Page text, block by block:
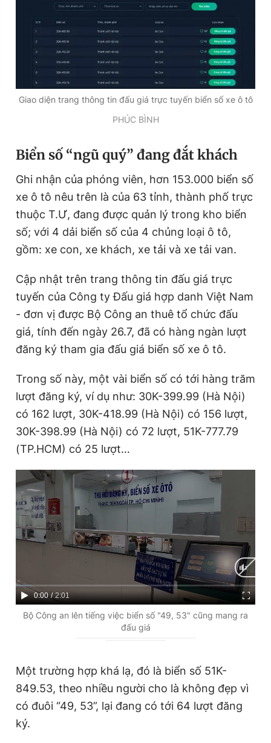
Theo dõi báo trên
Hotline Liên hệ quảng cáo
0908 780 404
Tổng biên tập: Nguyễn Ngọc Toàn
Phó tổng biên tập thường trực: Hải Thành
Phó tổng biên tập: Trần Việt Hưng
Tổng thư ký tòa soạn: Đức Trung
Giấy phép xuất bản số 110/GP - BTTTT cấp ngày 24.3.2020
© 2003-2026 Bản quyền thuộc về Báo Thanh Niên. Cấm sao
chép dưới mọi hình thức nếu không có sự chấp thuận bằng văn
bản. Phát triển bởi ePi Technologies, JSC.
Giao diện trang thông tin đấu giá trực tuyến biển số xe ô tô
PHÚC BÌNH
Biển số “ngũ quý” đang đắt khách
Ghi nhận của phóng viên, hơn 153.000 biển số
xe ô tô nêu trên là của 63 tỉnh, thành phố trực
thuộc T.Ư, đang được quản lý trong kho biển
số; với 4 dải biển số của 4 chủng loại ô tô,
gồm: xe con, xe khách, xe tải và xe tải van.
Cập nhật trên trang thông tin đấu giá trực
tuyến của Công ty Đấu giá hợp danh Việt Nam
- đơn vị được Bộ Công an thuê tổ chức đấu
giá, tính đến ngày 26.7, đã có hàng ngàn lượt
đăng ký tham gia đấu giá biển số xe ô tô.
Trong số này, một vài biển số có tới hàng trăm
lượt đăng ký, ví dụ như: 30K-399.99 (Hà Nội)
có 162 lượt, 30K-418.99 (Hà Nội) có 156 lượt,
30K-398.99 (Hà Nội) có 72 lượt, 51K-777.79
(TP.HCM) có 25 lượt…
C
u
e
n
t
0:00 / D
u
t
o
2:01
Bộ Công an lên tiếng việc biển số "49, 53" cũng mang ra
đấu giá
Một trường hợp khá lạ, đó là biển số 51K-
849.53, theo nhiều người cho là không đẹp vì
có đuôi “49, 53”, lại đang có tới 64 lượt đăng
ký.